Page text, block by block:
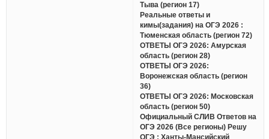
Тыва (регион 17)
Реальные ответы и
кимы(задания) на ОГЭ 2026 :
Тюменская область (регион 72)
ОТВЕТЫ ОГЭ 2026: Амурская
область (регион 28)
ОТВЕТЫ ОГЭ 2026:
Воронежская область (регион
36)
ОТВЕТЫ ОГЭ 2026: Московская
область (регион 50)
Официальный СЛИВ Ответов на
ОГЭ 2026 (Все регионы) Решу
ОГЭ : Ханты-Мансийский